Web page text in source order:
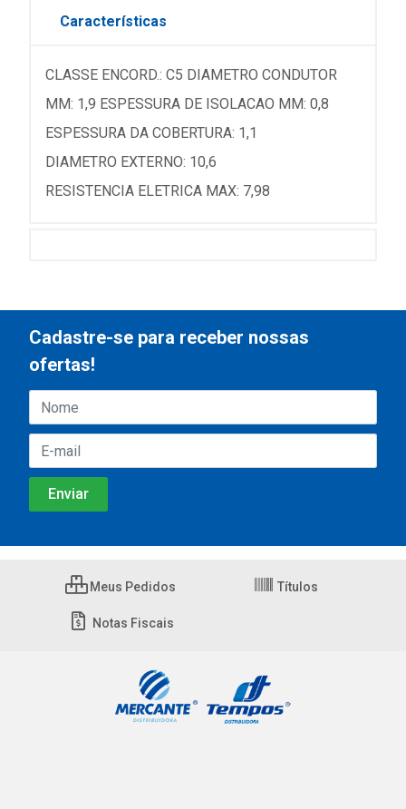
Características
CLASSE ENCORD.: C5 DIAMETRO CONDUTOR
MM: 1,9 ESPESSURA DE ISOLACAO MM: 0,8
ESPESSURA DA COBERTURA: 1,1
DIAMETRO EXTERNO: 10,6
RESISTENCIA ELETRICA MAX: 7,98
Cadastre-se para receber nossas
ofertas!
Meus Pedidos Títulos
Notas Fiscais